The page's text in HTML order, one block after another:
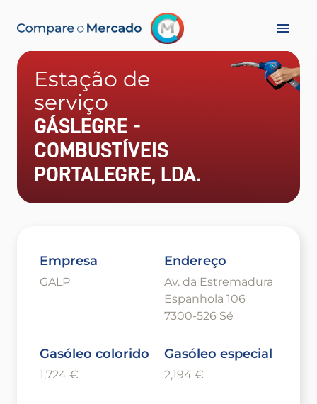
Estação de
serviço
GÁSLEGRE -
COMBUSTÍVEIS
PORTALEGRE, LDA.
Empresa
GALP
Endereço
Av. da Estremadura
Espanhola 106
7300-526 Sé
Gasóleo colorido
1,724 €
Gasóleo especial
2,194 €